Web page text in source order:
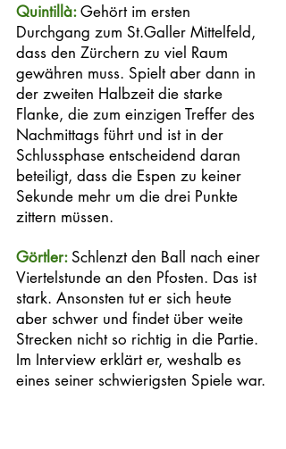
Quintillà: Gehört im ersten
Durchgang zum St.Galler Mittelfeld,
dass den Zürchern zu viel Raum
gewähren muss. Spielt aber dann in
der zweiten Halbzeit die starke
Flanke, die zum einzigen Treffer des
Nachmittags führt und ist in der
Schlussphase entscheidend daran
beteiligt, dass die Espen zu keiner
Sekunde mehr um die drei Punkte
zittern müssen.
Görtler: Schlenzt den Ball nach einer
Viertelstunde an den Pfosten. Das ist
stark. Ansonsten tut er sich heute
aber schwer und findet über weite
Strecken nicht so richtig in die Partie.
Im Interview erklärt er, weshalb es
eines seiner schwierigsten Spiele war.